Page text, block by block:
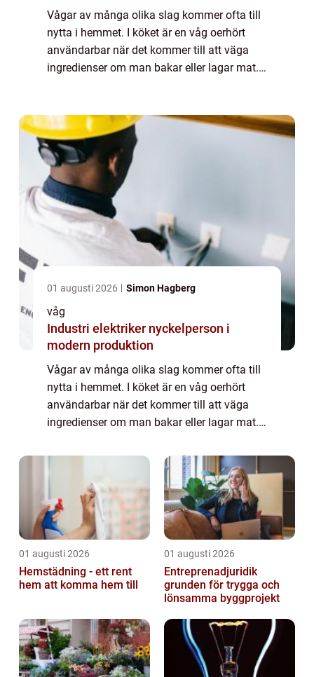
Vågar av många olika slag kommer ofta till
nytta i hemmet. I köket är en våg oerhört
användarbar när det kommer till att väga
ingredienser om man bakar eller lagar mat.
01 augusti 2026 Simon Hagberg
våg
Industri elektriker nyckelperson i
modern produktion
Vågar av många olika slag kommer ofta till
nytta i hemmet. I köket är en våg oerhört
användarbar när det kommer till att väga
ingredienser om man bakar eller lagar mat.
01 augusti 2026
Hemstädning - ett rent
hem att komma hem till
01 augusti 2026
Entreprenadjuridik
grunden för trygga och
lönsamma byggprojekt